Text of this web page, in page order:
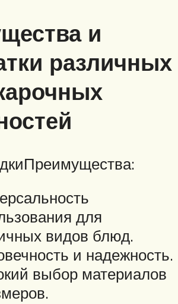
и
различных
для
видов блюд.
и надежность.
выбор материалов